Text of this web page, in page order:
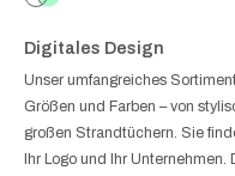
Digitales Design
Unser umfangreiches
Größen und Farben – von
großen Strandtüchern. Sie
Ihr Logo und Ihr